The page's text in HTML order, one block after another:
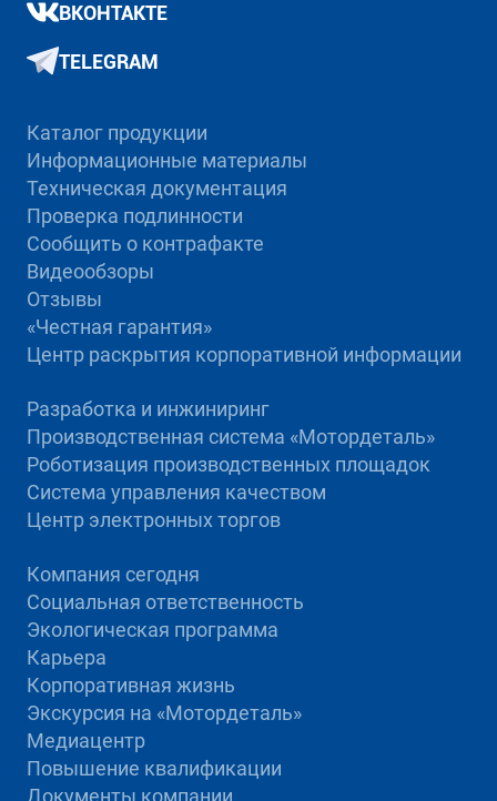
ВКОНТАКТЕ
TELEGRAM
Каталог продукции
Информационные материалы
Техническая документация
Проверка подлинности
Сообщить о контрафакте
Видеообзоры
Отзывы
«Честная гарантия»
Центр раскрытия корпоративной информации
Разработка и инжиниринг
Производственная система «Mотордеталь»
Роботизация производственных площадок
Система управления качеством
Центр электронных торгов
Компания сегодня
Социальная ответственность
Экологическая программа
Карьера
Корпоративная жизнь
Экскурсия на «Мотордеталь»
Медиацентр
Повышение квалификации
Документы компании